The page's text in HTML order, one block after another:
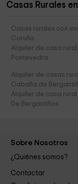
Casas Rurales
Casas rurales con
Coruña
Alquiler de casa rural
Pontevedra
Alquiler de casas
Cabaña de
Alquiler de casa
De Bergantiños
Sobre Nosotros
¿Quiénes somos?
Contactar